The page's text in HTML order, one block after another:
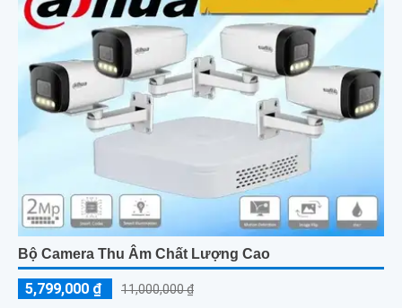
Bộ Camera Thu Âm Chất Lượng Cao
5,799,000 ₫ 11,000,000 ₫